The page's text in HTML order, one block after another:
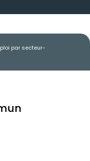
par secteur-